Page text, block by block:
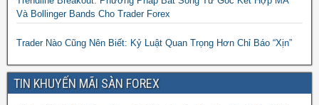
Và Bollinger Bands Cho Trader Forex
Trader Nào Cũng Nên Biết: Kỷ Luật Quan Trọng Hơn Chỉ Báo “Xịn”
TIN KHUYẾN MÃI SÀN FOREX